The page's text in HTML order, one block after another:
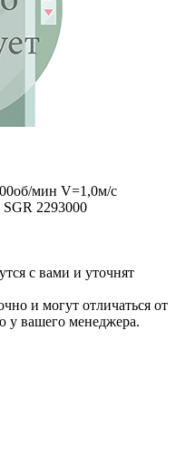
мин V=1,0м/с
2293000
с вами и уточнят
и могут отличаться от
у вашего менеджера.